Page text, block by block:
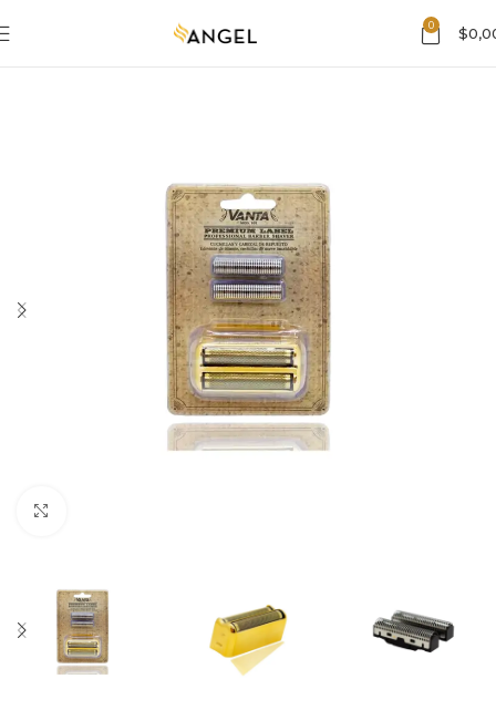
0 $